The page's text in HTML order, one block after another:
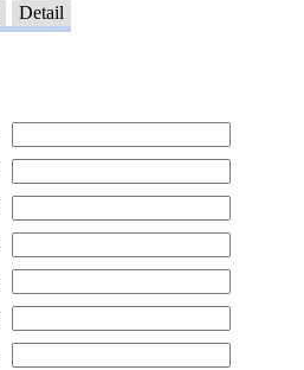
Detail